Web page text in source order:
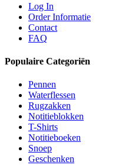
Log In
Order Informatie
Contact
FAQ
Populaire Categoriën
Pennen
Waterflessen
Rugzakken
Notitieblokken
T-Shirts
Notitieboeken
Snoep
Geschenken